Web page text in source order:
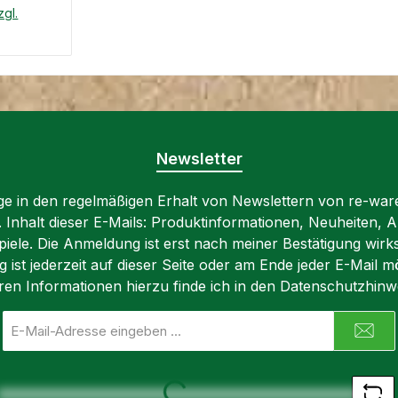
in
mit
wurde
Jahre
MUSS
Newsletter
in den regelmäßigen Erhalt von Newslettern von re-
Inhalt dieser E-Mails: Produktinformationen, Neuheiten,
Die Anmeldung ist erst nach meiner Bestätigung
ist jederzeit auf dieser Seite oder am Ende jeder E-Mail
Informationen hierzu finde ich in den
Mail-